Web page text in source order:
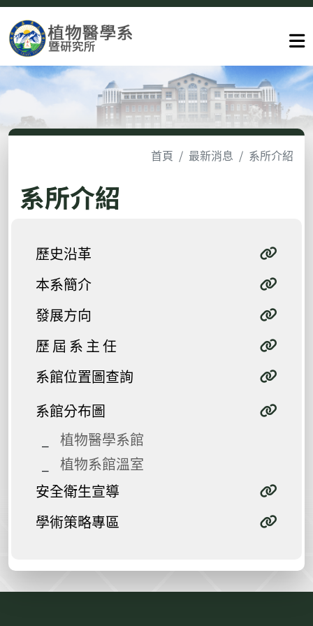
首頁 最新消息 系所介紹
系所介紹
歷史沿革
本系簡介
發展方向
歷 屆 系 主 任
系館位置圖查詢
系館分布圖
植物醫學系館
植物系館溫室
安全衛生宣導
學術策略專區